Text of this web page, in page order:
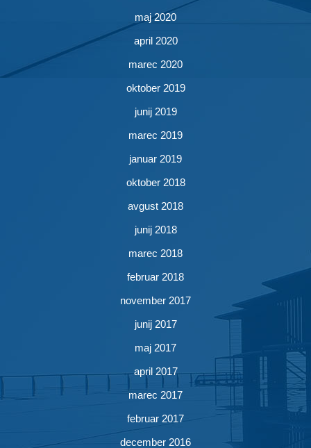
maj 2020
april 2020
marec 2020
oktober 2019
junij 2019
marec 2019
januar 2019
oktober 2018
avgust 2018
junij 2018
marec 2018
februar 2018
november 2017
junij 2017
maj 2017
april 2017
marec 2017
februar 2017
december 2016